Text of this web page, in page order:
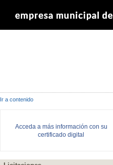
Ir a contenido
Acceda a más información con su
certificado digital